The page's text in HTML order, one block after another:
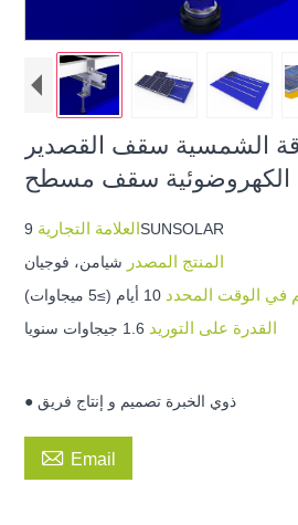
الشمسية سقف القصدير
الكهروضوئية سقف مسطح
العلامة التجارية9SUNSOLAR
المنتج المصدر شيامن، فوجيان
في الوقت المحدد 10 أيام (≥5 ميجاوات)
القدرة على التوريد 1.6 جيجاوات سنويا
● ذوي الخبرة تصميم و إنتاج فريق
 Email